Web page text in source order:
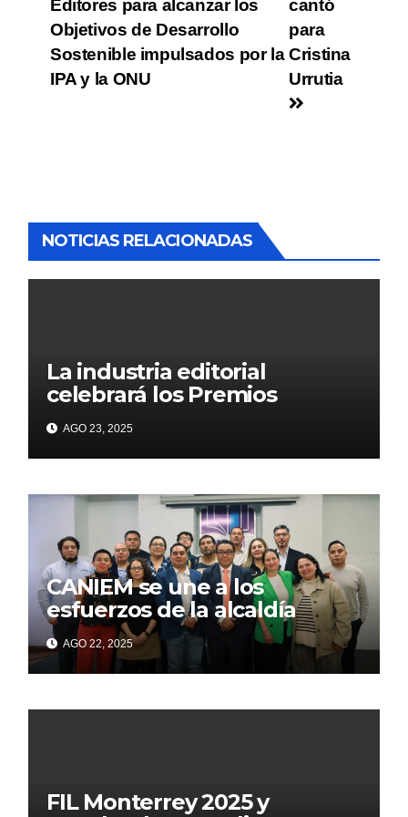
cantó
para
Cristina
Urrutia
Editores para alcanzar los
Objetivos de Desarrollo
Sostenible impulsados por la
IPA y la ONU
NOTICIAS RELACIONADAS
La industria editorial
celebrará los Premios
CANIEM 2025 el 12 de
noviembre
AGO 23, 2025
CANIEM se une a los
esfuerzos de la alcaldía
Iztapalapa para acercar a
grupos vulnerables a la
lectura
AGO 22, 2025
FIL Monterrey 2025 y